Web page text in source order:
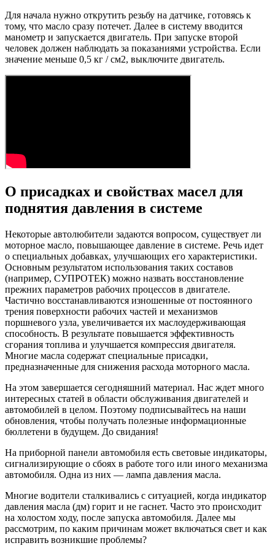
Для начала нужно открутить резьбу на датчике, готовясь к
тому, что масло сразу потечет. Далее в систему вводится
манометр и запускается двигатель. При запуске второй
человек должен наблюдать за показаниями устройства. Если
значение меньше 0,5 кг / см2, выключите двигатель.
О присадках и свойствах масел для
поднятия давления в системе
Некоторые автолюбители задаются вопросом, существует ли
моторное масло, повышающее давление в системе. Речь идет
о специальных добавках, улучшающих его характеристики.
Основным результатом использования таких составов
(например, СУПРОТЕК) можно назвать восстановление
прежних параметров рабочих процессов в двигателе.
Частично восстанавливаются изношенные от постоянного
трения поверхности рабочих частей и механизмов
поршневого узла, увеличивается их маслоудерживающая
способность. В результате повышается эффективность
сгорания топлива и улучшается компрессия двигателя.
Многие масла содержат специальные присадки,
предназначенные для снижения расхода моторного масла.
На этом завершается сегодняшний материал. Нас ждет много
интересных статей в области обслуживания двигателей и
автомобилей в целом. Поэтому подписывайтесь на наши
обновления, чтобы получать полезные информационные
бюллетени в будущем. До свидания!
На приборной панели автомобиля есть световые индикаторы,
сигнализирующие о сбоях в работе того или иного механизма
автомобиля. Одна из них — лампа давления масла.
Многие водители сталкивались с ситуацией, когда индикатор
давления масла (дм) горит и не гаснет. Часто это происходит
на холостом ходу, после запуска автомобиля. Далее мы
рассмотрим, по каким причинам может включаться свет и как
исправить возникшие проблемы?